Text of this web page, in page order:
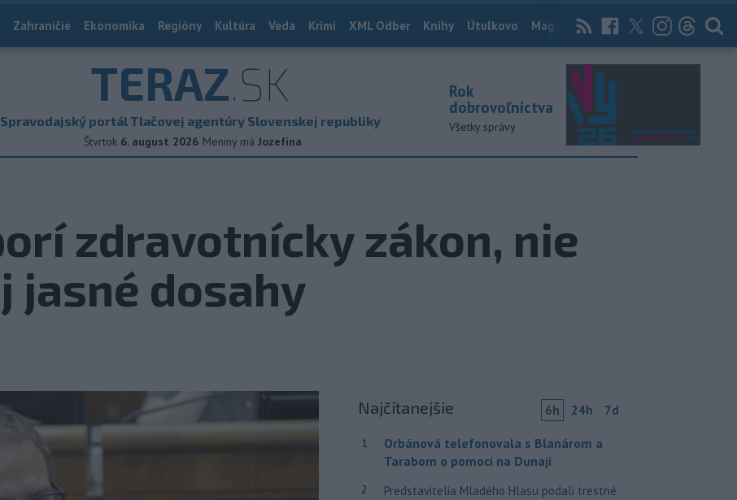
Zahraničie Ekonomika Regióny Kultúra Veda Krimi XML Odber Knihy Útulkovo Magazín News Now Archív
TERAZ.SK
Spravodajský portál Tlačovej agentúry Slovenskej republiky
Štvrtok 6. august 2026 Meniny má Jozefína
Rok
dobrovoľníctva
Všetky správy
zdravotnícky zákon, nie
jasné dosahy
Najčítanejšie 6h 24h 7d
1
Orbánová telefonovala s Blanárom a
Tarabom o pomoci na Dunaji
2
Predstavitelia Mladého Hlasu podali trestné